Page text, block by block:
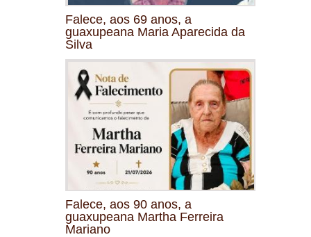
Falece, aos 69 anos, a
guaxupeana Maria Aparecida da
Silva
Falece, aos 90 anos, a
guaxupeana Martha Ferreira
Mariano